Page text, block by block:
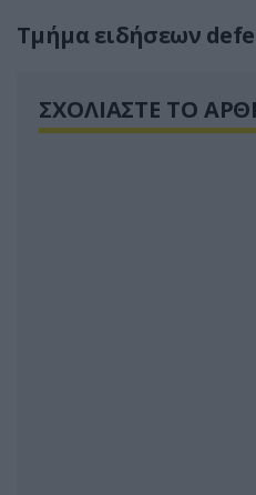
Τμήμα ειδήσεων
ΣΧΟΛΙΑΣΤΕ ΤΟ